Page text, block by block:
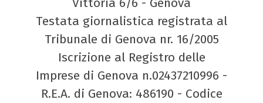
Testata giornalistica registrata al
Tribunale di Genova nr. 16/2005
Iscrizione al Registro delle
Imprese di Genova n.02437210996 -
R.E.A. di Genova: 486190 - Codice